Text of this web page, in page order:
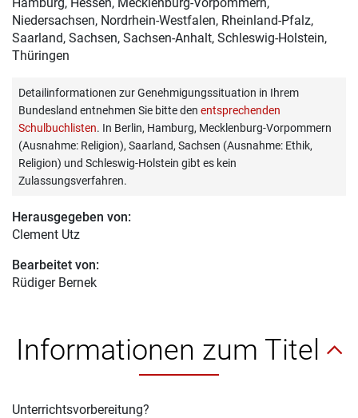
Niedersachsen, Nordrhein-Westfalen, Rheinland-Pfalz,
Saarland, Sachsen, Sachsen-Anhalt, Schleswig-Holstein,
Thüringen
Detailinformationen zur Genehmigungssituation in Ihrem
Bundesland entnehmen Sie bitte den entsprechenden
Schulbuchlisten. In Berlin, Hamburg, Mecklenburg-Vorpommern
(Ausnahme: Religion), Saarland, Sachsen (Ausnahme: Ethik,
Religion) und Schleswig-Holstein gibt es kein
Zulassungsverfahren.
Herausgegeben von:
Clement Utz
Bearbeitet von:
Rüdiger Bernek
Informationen zum Titel
Unterrichtsvorbereitung?